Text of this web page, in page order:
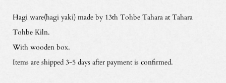
Hagi ware(hagi yaki) made by 13th Tohbe Tahara at Tahara
Tohbe Kiln.
With wooden box.
Items are shipped 3-5 days after payment is confirmed.